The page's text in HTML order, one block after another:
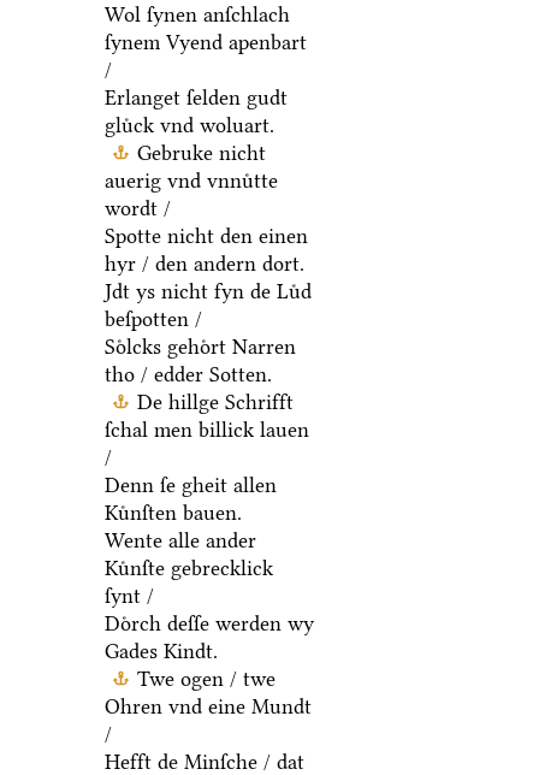
Wol ſynen anſchlach
ſynem Vyend apenbart
/
Erlanget ſelden gudt
gluͤck vnd woluart.
Gebruke nicht
auerig vnd vnnuͤtte
wordt /
Spotte nicht den einen
hyr / den andern dort.
Jdt ys nicht fyn de Luͤd
beſpotten /
Soͤlcks gehoͤrt Narren
tho / edder Sotten.
De hillge Schrifft
ſchal men billick lauen
/
Denn ſe gheit allen
Kuͤnſten bauen.
Wente alle ander
Kuͤnſte gebrecklick
ſynt /
Doͤrch deſſe werden wy
Gades Kindt.
Twe ogen / twe
Ohren vnd eine Mundt
/
Hefft de Minſche / dat